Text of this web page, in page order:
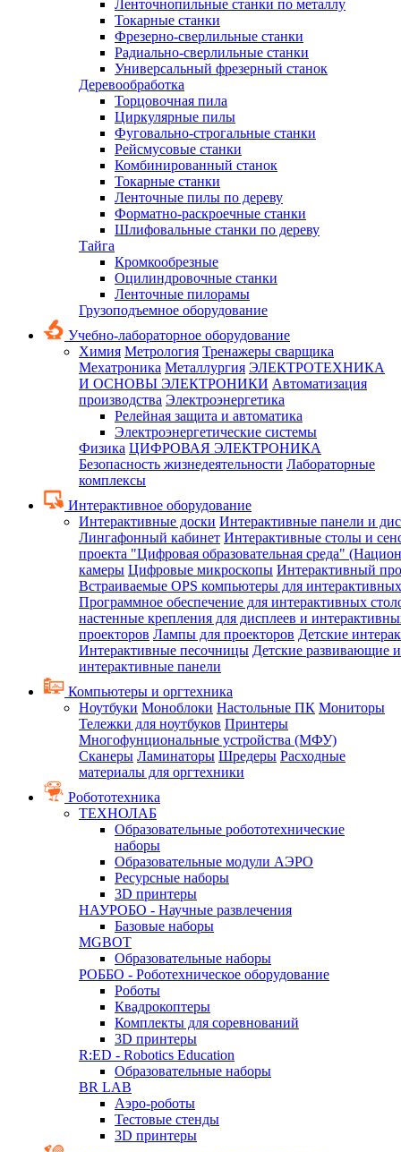
Ленточнопильные станки по металлу
Токарные станки
Фрезерно-сверлильные станки
Радиально-сверлильные станки
Универсальный фрезерный станок
Деревообработка
Торцовочная пила
Циркулярные пилы
Фуговально-строгальные станки
Рейсмусовые станки
Комбинированный станок
Токарные станки
Ленточные пилы по дереву
Форматно-раскроечные станки
Шлифовальные станки по дереву
Тайга
Кромкообрезные
Оцилиндровочные станки
Ленточные пилорамы
Грузоподъемное оборудование
Учебно-лабораторное оборудование
Химия Метрология Тренажеры сварщика
Мехатроника Металлургия ЭЛЕКТРОТЕХНИКА
И ОСНОВЫ ЭЛЕКТРОНИКИ Автоматизация
производства Электроэнергетика
Релейная защита и автоматика
Электроэнергетические системы
Физика ЦИФРОВАЯ ЭЛЕКТРОНИКА
Безопасность жизнедеятельности Лабораторные
комплексы
Интерактивное оборудование
Интерактивные доски Интерактивные панели и
Лингафонный кабинет Интерактивные столы и
проекта "Цифровая образовательная среда"
камеры Цифровые микроскопы Интерактивный
Встраиваемые OPS компьютеры для
Программное обеспечение для интерактивных
настенные крепления для дисплеев и
проекторов Лампы для проекторов Детские
Интерактивные песочницы Детские развивающие
интерактивные панели
Компьютеры и оргтехника
Ноутбуки Моноблоки Настольные ПК Мониторы
Тележки для ноутбуков Принтеры
Многофунциональные устройства (МФУ)
Сканеры Ламинаторы Шредеры Расходные
материалы для оргтехники
Робототехника
ТЕХНОЛАБ
Образовательные робототехнические
наборы
Образовательные модули АЭРО
Ресурсные наборы
3D принтеры
НАУРОБО - Научные развлечения
Базовые наборы
MGBOT
Образовательные наборы
РОББО - Роботехническое оборудование
Роботы
Квадрокоптеры
Комплекты для соревнований
3D принтеры
R:ED - Robotics Education
Образовательные наборы
BR LAB
Аэро-роботы
Тестовые стенды
3D принтеры